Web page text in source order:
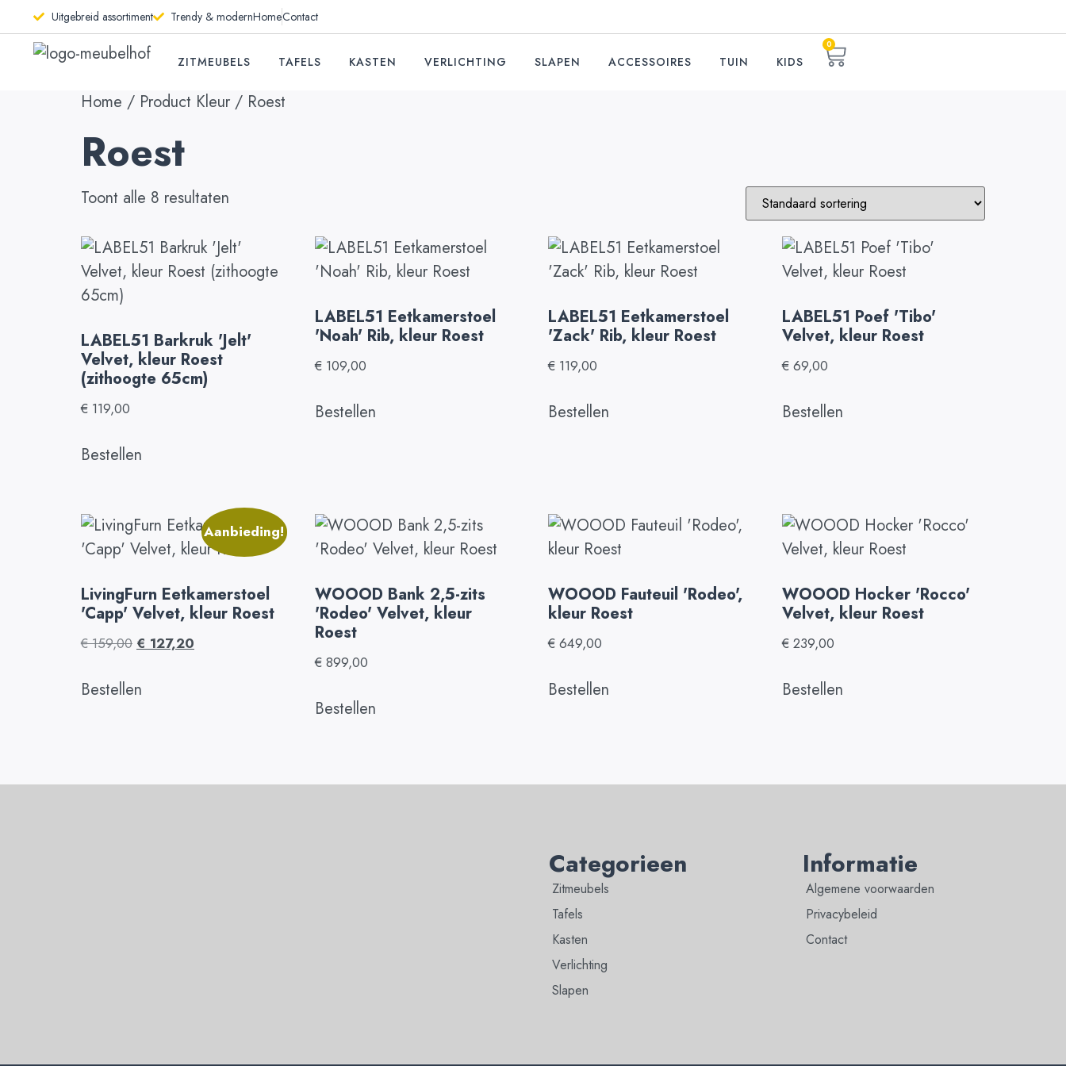
Uitgebreid assortiment Trendy & modernHomeContact
ZITMEUBELS TAFELS KASTEN VERLICHTING SLAPEN ACCESSOIRES TUIN KIDS
0
Home / Product Kleur / Roest
Roest
Toont alle 8 resultaten
LABEL51 Barkruk 'Jelt'
Velvet, kleur Roest
(zithoogte 65cm)
€ 119,00
Bestellen
LABEL51 Eetkamerstoel
'Noah' Rib, kleur Roest
€109,00
Bestellen
LABEL51 Eetkamerstoel
'Zack' Rib, kleur Roest
€ 119,00
Bestellen
LABEL51 Poef 'Tibo'
Velvet, kleur Roest
€ 69,00
Bestellen
Aanbieding!
LivingFurn Eetkamerstoel
'Capp' Velvet, kleur Roest
€159,00 € 127,20
Bestellen
WOOOD Bank 2,5-zits
'Rodeo' Velvet, kleur
Roest
€899,00
Bestellen
WOOOD Fauteuil 'Rodeo',
kleur Roest
€ 649,00
Bestellen
WOOOD Hocker 'Rocco'
Velvet, kleur Roest
€ 239,00
Bestellen
Categorieen
Zitmeubels
Tafels
Kasten
Verlichting
Slapen
Informatie
Algemene voorwaarden
Privacybeleid
Contact